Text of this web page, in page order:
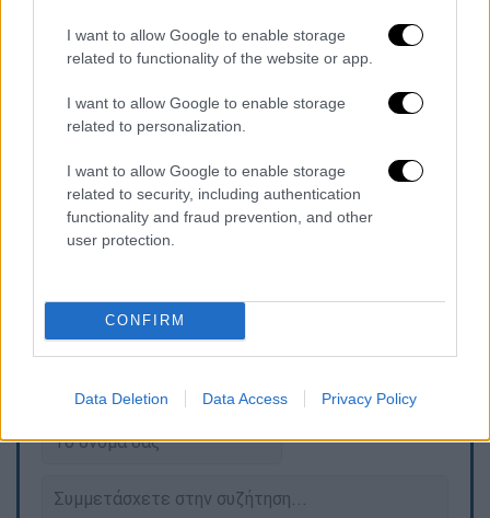
I want to allow Google to enable storage
related to functionality of the website or app.
I want to allow Google to enable storage
related to personalization.
I want to allow Google to enable storage
related to security, including authentication
functionality and fraud prevention, and other
user protection.
CONFIRM
Data Deletion Data Access Privacy Policy
September 12, 2024
«Αυτό το πρωτοποριακό έργο αποτελεί
κορυφαία προτεραιότητα για το Ισραήλ
καθώς ενισχύει την περιφερειακή ασφάλεια,
παρέχει πρόσβαση σε διαφοροποιημένες
ενεργειακές αγορές καιενδυναμώνει την
ενσωμάτωση του Ισραήλ στο ευρωπαϊκό
Τα σχολιά σας δημοσιεύονται άμεσα με δική σας ευθύνη. Το
διαγράφονται